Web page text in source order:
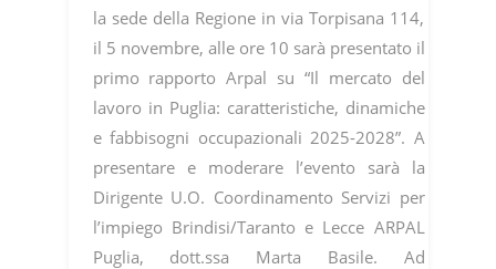
la sede della Regione in via Torpisana 114,
il 5 novembre, alle ore 10 sarà presentato il
primo rapporto Arpal su “Il mercato del
lavoro in Puglia: caratteristiche, dinamiche
e fabbisogni occupazionali 2025-2028”. A
presentare e moderare l’evento sarà la
Dirigente U.O. Coordinamento Servizi per
l’impiego Brindisi/Taranto e Lecce ARPAL
Puglia, dott.ssa Marta Basile. Ad